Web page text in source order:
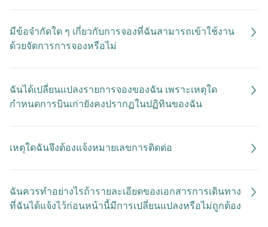
มีข้อจำกัดใด ๆ เกี่ยวกับการจองที่ฉันสามารถเข้าใช้งาน
ด้วยจัดการการจองหรือไม่
ฉันได้เปลี่ยนแปลงรายการจองของฉัน เพราะเหตุใด
กำหนดการบินเก่ายังคงปรากฏในปฏิทินของฉัน
เหตุใดฉันจึงต้องแจ้งหมายเลขการติดต่อ
ฉันควรทำอย่างไรถ้ารายละเอียดของเอกสารการเดินทาง
ที่ฉันได้แจ้งไว้ก่อนหน้านี้มีการเปลี่ยนแปลงหรือไม่ถูกต้อง